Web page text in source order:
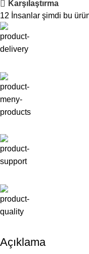
Karşılaştırma
12 İnsanlar şimdi bu
Açıklama